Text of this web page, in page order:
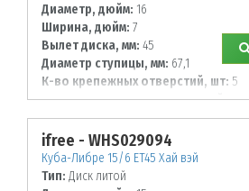
Диаметр, дюйм: 16
Ширина, дюйм: 7
Вылет диска, мм: 45
Диаметр ступицы, мм: 67,1
К-во крепежных отверстий, шт: 5
Диаметр располож. отверстий, мм:
108
ifree - WHS029094
Куба-Либре 15/6 ET45 Хай вэй
Тип: Диск литой